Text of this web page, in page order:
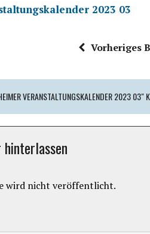
2023 03
Vorheriges
VERANSTALTUNGSKALENDER 2023 03"
hinterlassen
wird nicht veröffentlicht.